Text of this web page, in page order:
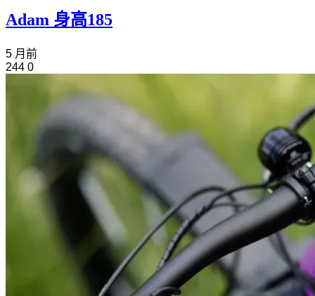
Adam 身高185
5 月前
244 0